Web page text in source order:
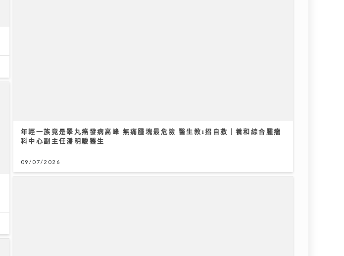
年輕一族竟是睪丸癌發病高峰 無痛腫塊最危險 醫生教1招自救｜養和綜合腫瘤
科中心副主任潘明駿醫生
09/07/2026